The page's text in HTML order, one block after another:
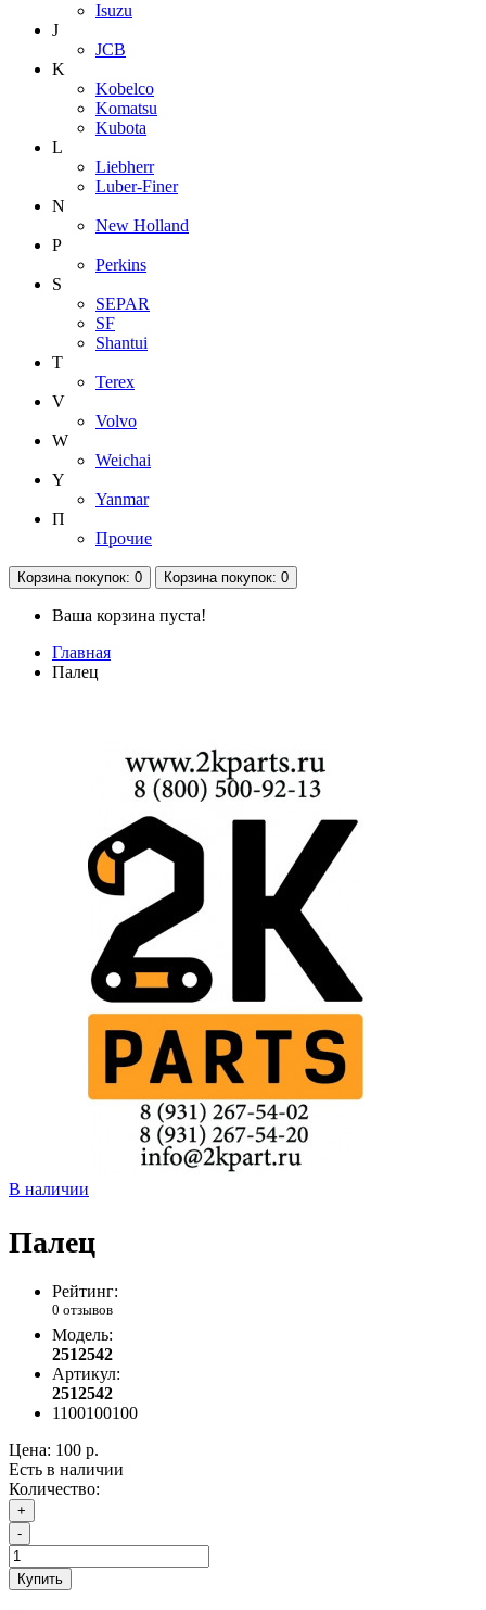
Isuzu
J
JCB
K
Kobelco
Komatsu
Kubota
L
Liebherr
Luber-Finer
N
New Holland
P
Perkins
S
SEPAR
SF
Shantui
T
Terex
V
Volvo
W
Weichai
Y
Yanmar
П
Прочие
Корзинапокупок: 0 Корзинапокупок: 0
Ваша корзина пуста!
Главная
Палец
В наличии
Палец
Рейтинг:
0 отзывов
Модель:
2512542
Артикул:
2512542
1100100100
Цена: 100 р.
Есть в наличии
Количество:
+
-
Купить